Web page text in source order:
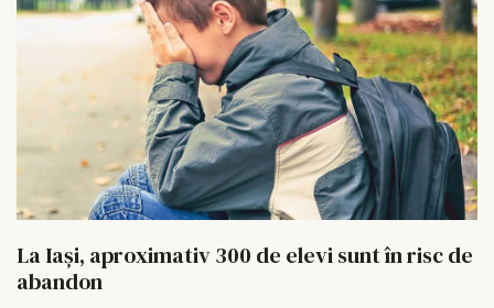
La Iași, aproximativ 300 de elevi sunt în risc de
abandon